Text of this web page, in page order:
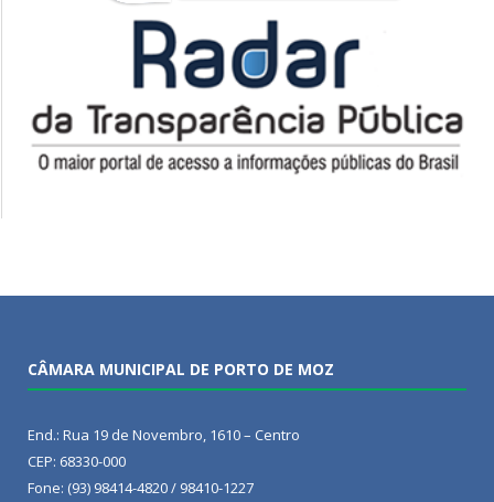
CÂMARA MUNICIPAL DE PORTO DE MOZ
End.: Rua 19 de Novembro, 1610 – Centro
CEP: 68330-000
Fone: (93) 98414-4820 / 98410-1227